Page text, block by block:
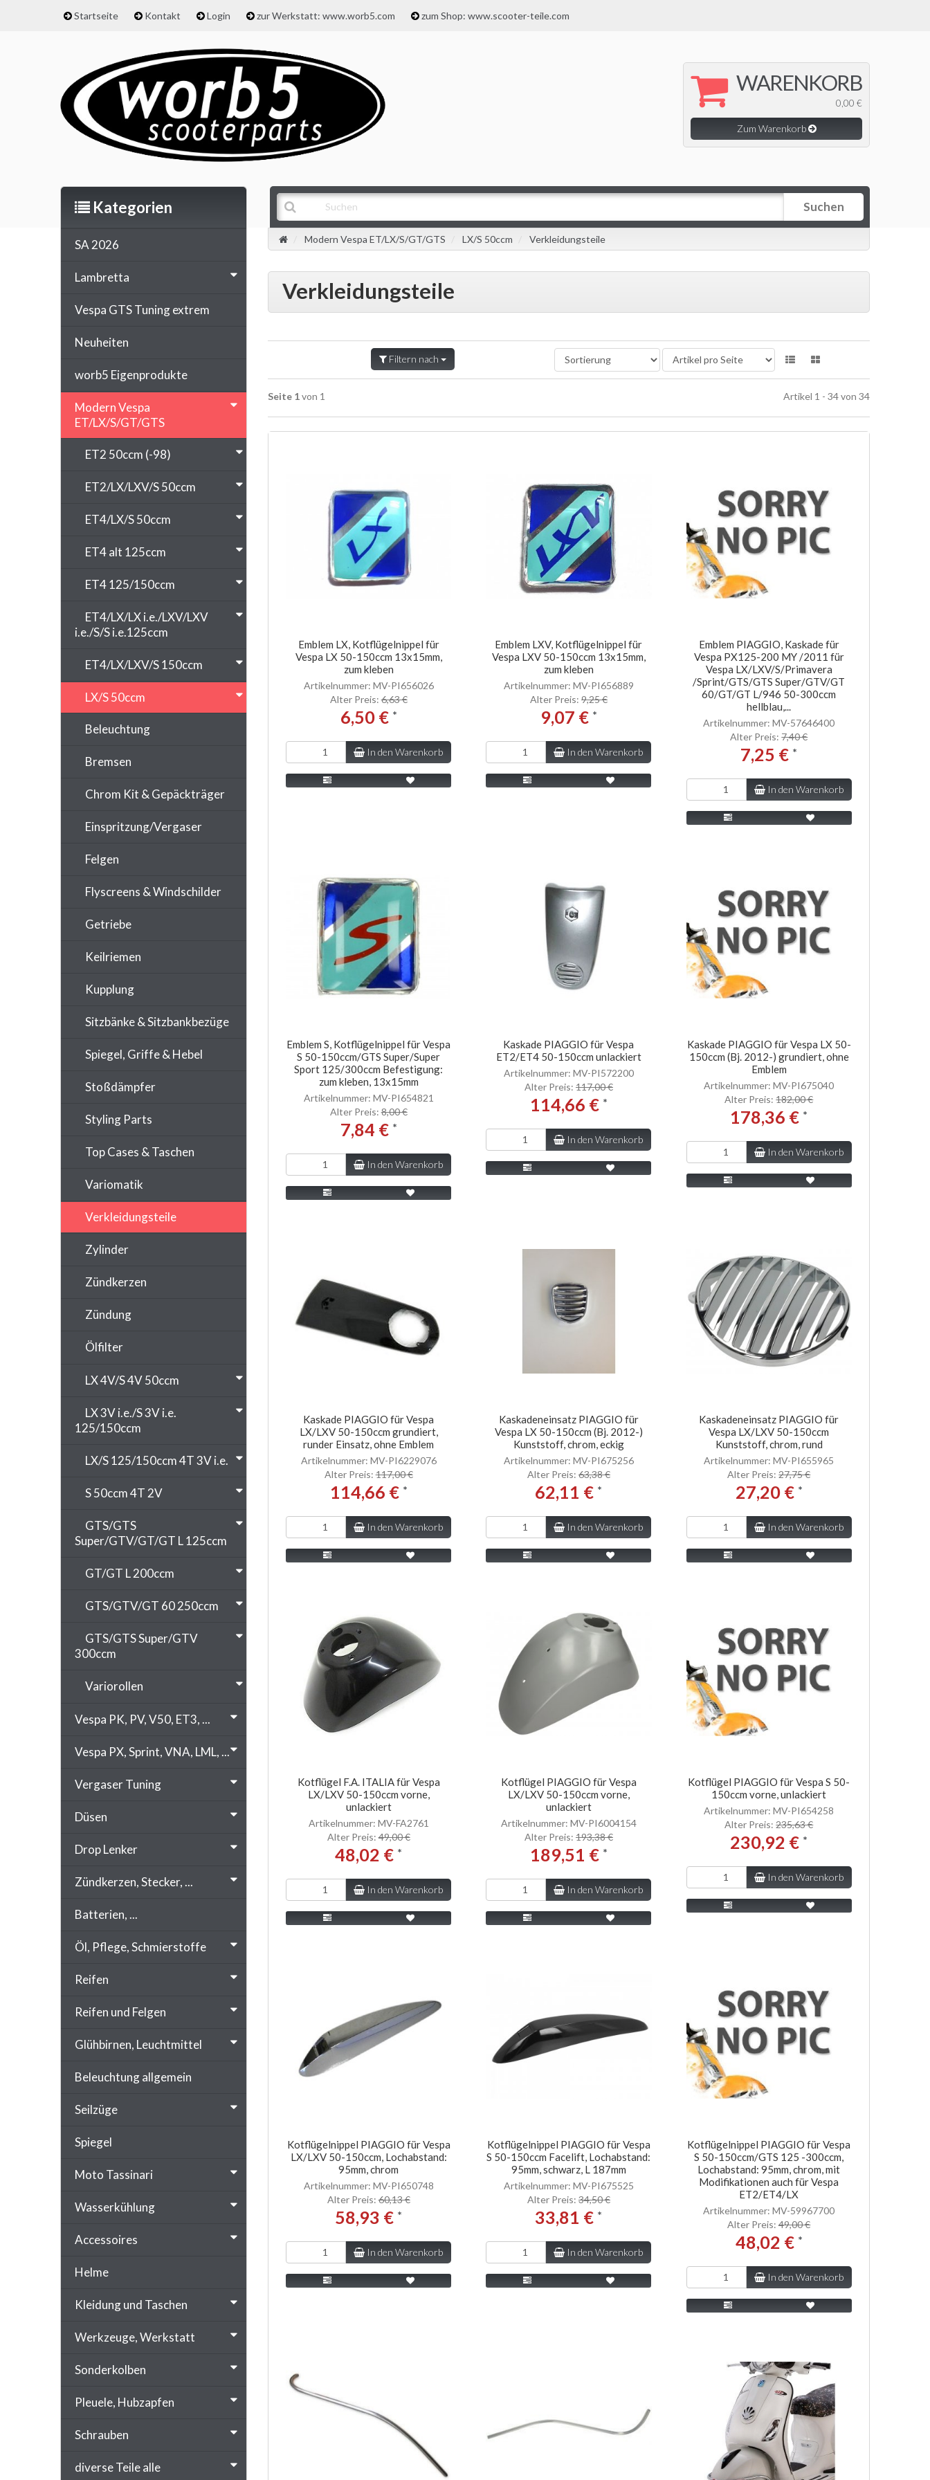
Startseite Kontakt Login zur Werkstatt: www.worb5.com zum Shop: www.scooter-teile.com
WARENKORB
0,00 €
Zum Warenkorb
Suchen
Modern Vespa ET/LX/S/GT/GTS LX/S 50ccm Verkleidungsteile
Verkleidungsteile
Filtern nach
Seite 1von 1 Artikel 1 - 34 von 34
Emblem LX, Kotflügelnippel für
Vespa LX 50-150ccm 13x15mm,
zum kleben
Artikelnummer: MV-PI656026
Alter Preis:6,63 €
6,50 € *
In den Warenkorb
Emblem LXV, Kotflügelnippel für
Vespa LXV 50-150ccm 13x15mm,
zum kleben
Artikelnummer: MV-PI656889
Alter Preis: 9,25 €
9,07 € *
In den Warenkorb
Emblem PIAGGIO, Kaskade für
Vespa PX125-200 MY /2011 für
Vespa LX/LXV/S/Primavera
/Sprint/GTS/GTS Super/GTV/GT
60/GT/GT L/946 50-300ccm
hellblau,...
Artikelnummer: MV-57646400
Alter Preis:7,40 €
7,25 € *
In den Warenkorb
Emblem S, Kotflügelnippel für Vespa
S 50-150ccm/GTS Super/Super
Sport 125/300ccm Befestigung:
zum kleben, 13x15mm
Artikelnummer: MV-PI654821
Alter Preis:8,00 €
7,84 € *
In den Warenkorb
Kaskade PIAGGIO für Vespa
ET2/ET4 50-150ccm unlackiert
Artikelnummer: MV-PI572200
Alter Preis: 117,00 €
114,66 € *
In den Warenkorb
Kaskade PIAGGIO für Vespa LX 50-
150ccm (Bj. 2012-) grundiert, ohne
Emblem
Artikelnummer: MV-PI675040
Alter Preis:182,00 €
178,36 € *
In den Warenkorb
Kaskade PIAGGIO für Vespa
LX/LXV 50-150ccm grundiert,
runder Einsatz, ohne Emblem
Artikelnummer: MV-PI6229076
Alter Preis:117,00 €
114,66 € *
In den Warenkorb
Kaskadeneinsatz PIAGGIO für
Vespa LX 50-150ccm (Bj. 2012-)
Kunststoff, chrom, eckig
Artikelnummer: MV-PI675256
Alter Preis: 63,38 €
62,11 € *
In den Warenkorb
Kaskadeneinsatz PIAGGIO für
Vespa LX/LXV 50-150ccm
Kunststoff, chrom, rund
Artikelnummer: MV-PI655965
Alter Preis:27,75 €
27,20 € *
In den Warenkorb
Kotflügel F.A. ITALIA für Vespa
LX/LXV 50-150ccm vorne,
unlackiert
Artikelnummer: MV-FA2761
Alter Preis:49,00 €
48,02 € *
In den Warenkorb
Kotflügel PIAGGIO für Vespa
LX/LXV 50-150ccm vorne,
unlackiert
Artikelnummer: MV-PI6004154
Alter Preis: 193,38 €
189,51 € *
In den Warenkorb
Kotflügel PIAGGIO für Vespa S 50-
150ccm vorne, unlackiert
Artikelnummer: MV-PI654258
Alter Preis:235,63 €
230,92 € *
In den Warenkorb
Kotflügelnippel PIAGGIO für Vespa
LX/LXV 50-150ccm, Lochabstand:
95mm, chrom
Artikelnummer: MV-PI650748
Alter Preis:60,13 €
58,93 € *
In den Warenkorb
Kotflügelnippel PIAGGIO für Vespa
S 50-150ccm Facelift, Lochabstand:
95mm, schwarz, L 187mm
Artikelnummer: MV-PI675525
Alter Preis: 34,50 €
33,81 € *
In den Warenkorb
Kotflügelnippel PIAGGIO für Vespa
S 50-150ccm/GTS 125 -300ccm,
Lochabstand: 95mm, chrom, mit
Modifikationen auch für Vespa
ET2/ET4/LX
Artikelnummer: MV-59967700
Alter Preis:49,00 €
48,02 € *
In den Warenkorb
Kategorien
SA 2026
Lambretta
Vespa GTS Tuning extrem
Neuheiten
worb5 Eigenprodukte
Modern Vespa
ET/LX/S/GT/GTS
ET2 50ccm (-98)
ET2/LX/LXV/S 50ccm
ET4/LX/S 50ccm
ET4 alt 125ccm
ET4 125/150ccm
ET4/LX/LX i.e./LXV/LXV
i.e./S/S i.e.125ccm
ET4/LX/LXV/S 150ccm
LX/S 50ccm
Beleuchtung
Bremsen
Chrom Kit & Gepäckträger
Einspritzung/Vergaser
Felgen
Flyscreens & Windschilder
Getriebe
Keilriemen
Kupplung
Sitzbänke & Sitzbankbezüge
Spiegel, Griffe & Hebel
Stoßdämpfer
Styling Parts
Top Cases & Taschen
Variomatik
Verkleidungsteile
Zylinder
Zündkerzen
Zündung
Ölfilter
LX 4V/S 4V 50ccm
LX 3V i.e./S 3V i.e.
125/150ccm
LX/S 125/150ccm 4T 3V i.e.
S 50ccm 4T 2V
GTS/GTS
Super/GTV/GT/GT L 125ccm
GT/GT L 200ccm
GTS/GTV/GT 60 250ccm
GTS/GTS Super/GTV
300ccm
Variorollen
Vespa PK, PV, V50, ET3, ...
Vespa PX, Sprint, VNA, LML, ...
Vergaser Tuning
Düsen
Drop Lenker
Zündkerzen, Stecker, ...
Batterien, ...
Öl, Pflege, Schmierstoffe
Reifen
Reifen und Felgen
Glühbirnen, Leuchtmittel
Beleuchtung allgemein
Seilzüge
Spiegel
Moto Tassinari
Wasserkühlung
Accessoires
Helme
Kleidung und Taschen
Werkzeuge, Werkstatt
Sonderkolben
Pleuele, Hubzapfen
Schrauben
diverse Teile alle